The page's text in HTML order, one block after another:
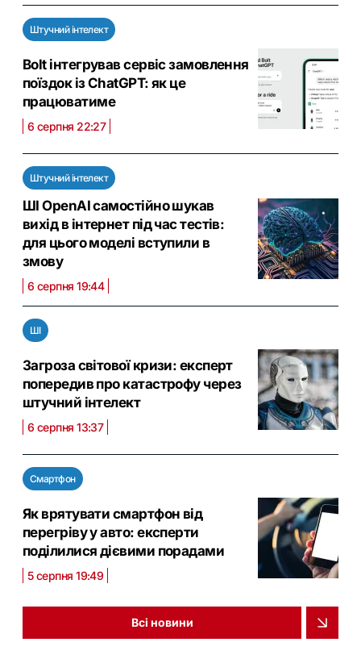
Штучний інтелект
Bolt інтегрував сервіс замовлення
поїздок із ChatGPT: як це
працюватиме
6 серпня 22:27
Штучний інтелект
ШІ OpenAI самостійно шукав
вихід в інтернет під час тестів:
для цього моделі вступили в
змову
6 серпня 19:44
ШІ
Загроза світової кризи: експерт
попередив про катастрофу через
штучний інтелект
6 серпня 13:37
Смартфон
Як врятувати смартфон від
перегріву у авто: експерти
поділилися дієвими порадами
5 серпня 19:49
Всі новини